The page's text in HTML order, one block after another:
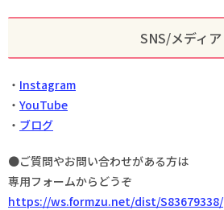
SNS/メディア
・ Instagram
・ YouTube
・ ブログ
●ご質問やお問い合わせがある方は
専用フォームからどうぞ
https://ws.formzu.net/dist/S83679338/